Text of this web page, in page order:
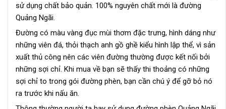
sử dụng chất bảo quản. 100% nguyên chất mới là đường
Quảng Ngãi.
Đường có màu vàng đục mùi thơm đặc trưng, hình dáng như
những viên đá, thỏi thạch anh gồ ghề kiểu hình lập thể, vì sản
xuất thủ công nên các viên đường thường được kết nối bởi
những sợi chỉ. Khi mua về bạn sẽ thấy thi thoảng có những
sợi chỉ to trong gói đường phèn, bạn cần chú ý để gỡ bỏ nó
ra trước khi nấu ăn.